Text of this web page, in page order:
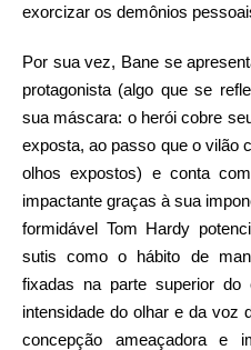
exorcizar os demônios
Por sua vez, Bane se
protagonista (algo que se
sua máscara: o herói cobre
exposta, ao passo que o vilão
olhos expostos) e conta
impactante graças à sua
formidável Tom Hardy
sutis como o hábito de
fixadas na parte superior do
intensidade do olhar e da voz
concepção ameaçadora e